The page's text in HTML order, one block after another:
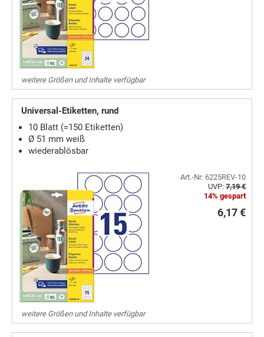
weitere Größen und Inhalte verfügbar
Universal-Etiketten, rund
10 Blatt (=150 Etiketten)
Ø 51 mm weiß
wiederablösbar
Art.-Nr: 6225REV-10
UVP: 7,19 €
14% gespart
6,17 €
weitere Größen und Inhalte verfügbar